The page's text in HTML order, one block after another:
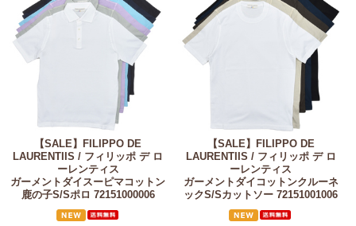
【SALE】FILIPPO DE
LAURENTIIS / フィリッポ デ ロ
ーレンティス
ガーメントダイスーピマコットン
鹿の子S/Sポロ 72151000006
【SALE】 FILIPPO DE
LAURENTIIS / フィリッポ デ ロ
ーレンティス
ガーメントダイコットンクルーネ
ックS/Sカットソー 72151001006